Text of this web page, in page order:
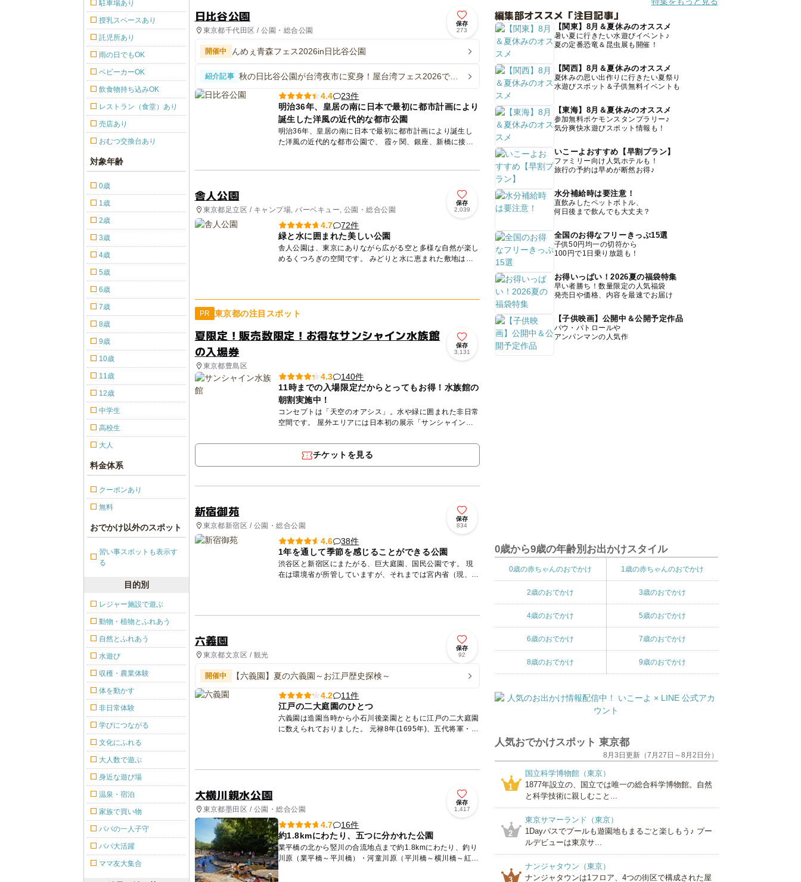
日比谷公園
東京都千代田区 / 公園・総合公園
保存
273
開催中 んめぇ青森フェス2026in日比谷公園
紹介記事
秋の日比谷公園が台湾夜市に変身！屋台湾フェス2026で夜
4.4
23件
明治36年、皇居の南に日本で最初に都市計画により
誕生した洋風の近代的な都市公園
明治36年、皇居の南に日本で最初に都市計画により誕生し
た洋風の近代的な都市公園で、 霞ヶ関、銀座、新橋に接
舎人公園
東京都足立区 / キャンプ場, バーベキュー, 公園・総合公園
保存
2,039
4.7
72件
緑と水に囲まれた美しい公園
舎人公園は、東京にありながら広がる空と多様な自然が楽し
めるくつろぎの空間です。 みどりと水に恵まれた敷地は現
PR 東京都の注目スポット
夏限定！販売数限定！お得なサンシャイン水族館
の入場券
東京都豊島区
保存
3,131
4.3
140件
11時までの入場限定だからとってもお得！水族館の
朝割実施中！
コンセプトは「天空のオアシス」。水や緑に囲まれた非日常
空間です。 屋外エリアには日本初の展示「サンシャインア
気持ちよさ...
チケットを見る
新宿御苑
東京都新宿区 / 公園・総合公園
保存
834
4.6
38件
1年を通して季節を感じることができる公園
渋谷区と新宿区にまたがる、巨大庭園、国民公園です。 現
在は環境省が所管していますが、それまでは宮内省（現、宮
六義園
東京都文京区 / 観光
保存
92
開催中 【六義園】夏の六義園～お江戸歴史探検～
4.2
11件
江戸の二大庭園のひとつ
六義園は造園当時から小石川後楽園とともに江戸の二大庭園
に数えられておりました。 元禄8年(1695年)、五代将軍・徳
大横川親水公園
東京都墨田区 / 公園・総合公園
保存
1,417
4.7
16件
約1.8kmにわたり、五つに分かれた公園
業平橋の北から竪川の合流地点まで約1.8kmにわたり、釣り
川原（業平橋～平川橋）・河童川原（平川橋～横川橋～紅葉
橋）・花紅葉（紅葉橋～報恩寺橋～清平橋）・パレットプラ
ザ（清平...
駐車場あり
授乳スペースあり
託児所あり
雨の日でもOK
ベビーカーOK
飲食物持ち込みOK
レストラン（食堂）あり
売店あり
おむつ交換台あり
対象年齢
0歳
1歳
2歳
3歳
4歳
5歳
6歳
7歳
8歳
9歳
10歳
11歳
12歳
中学生
高校生
大人
料金体系
クーポンあり
無料
おでかけ以外のスポット
習い事スポットも表示す
る
目的別
レジャー施設で遊ぶ
動物・植物とふれあう
自然とふれあう
水遊び
収穫・農業体験
体を動かす
非日常体験
学びにつながる
文化にふれる
大人数で遊ぶ
身近な遊び場
温泉・宿泊
家族で買い物
パパの一人子守
パパ大活躍
ママ友大集合
編集部オススメ「注目記事」
【関東】8月＆夏休みのオススメ
暑い夏に行きたい水遊びイベント♪
夏の定番恐竜＆昆虫展も開催！
【関西】8月＆夏休みのオススメ
夏休みの思い出作りに行きたい夏祭り
水遊びスポット＆子供無料イベントも
【東海】8月＆夏休みのオススメ
参加無料ポケモンスタンプラリー♪
気分爽快水遊びスポット情報も！
いこーよおすすめ【早割プラン】
ファミリー向け人気ホテルも！
旅行の予約は早めが断然お得♪
水分補給時は要注意！
直飲みしたペットボトル、
何日後まで飲んでも大丈夫？
全国のお得なフリーきっぷ15選
子供50円均一の切符から
100円で1日乗り放題も！
お得いっぱい！2026夏の福袋特集
早い者勝ち！数量限定の人気福袋
発売日や価格、内容を最速でお届け
【子供映画】公開中＆公開予定作品
パウ・パトロールや
アンパンマンの人気作
0歳から9歳の年齢別お出かけスタイル
0歳の赤ちゃんのおでかけ 1歳の赤ちゃんのおでかけ
2歳のおでかけ 3歳のおでかけ
4歳のおでかけ 5歳のおでかけ
6歳のおでかけ 7歳のおでかけ
8歳のおでかけ 9歳のおでかけ
人気おでかけスポット 東京都
8月3日更新（7月27日～8月2日分）
1
国立科学博物館（東京）
1877年設立の、国立では唯一の総合科学博物館。自然
と科学技術に親しむこと...
2
東京サマーランド（東京）
1Dayパスでプールも遊園地もまるごと楽しもう♪ プー
ルデビューは東京サ...
3
ナンジャタウン（東京）
ナンジャタウンは1フロア、4つの街区で構成された屋